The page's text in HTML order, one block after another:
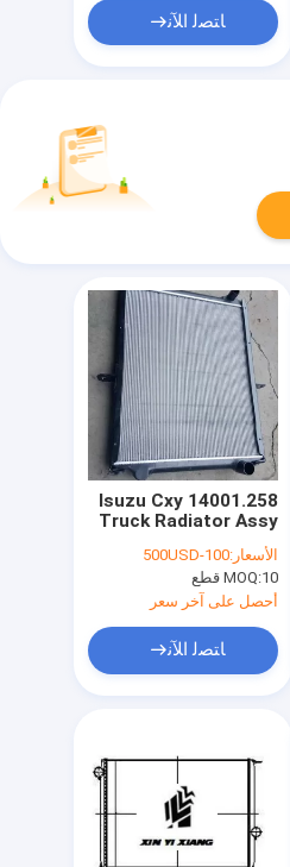
ﺎﺘﺼﻟ ﺍﻶﻧ
14001.258 Isuzu Cxy
Truck Radiator Assy
1214109214
97778151
الأسعار:100-500USD
MOQ:10 قطع
أحصل على آخر سعر
ﺎﺘﺼﻟ ﺍﻶﻧ